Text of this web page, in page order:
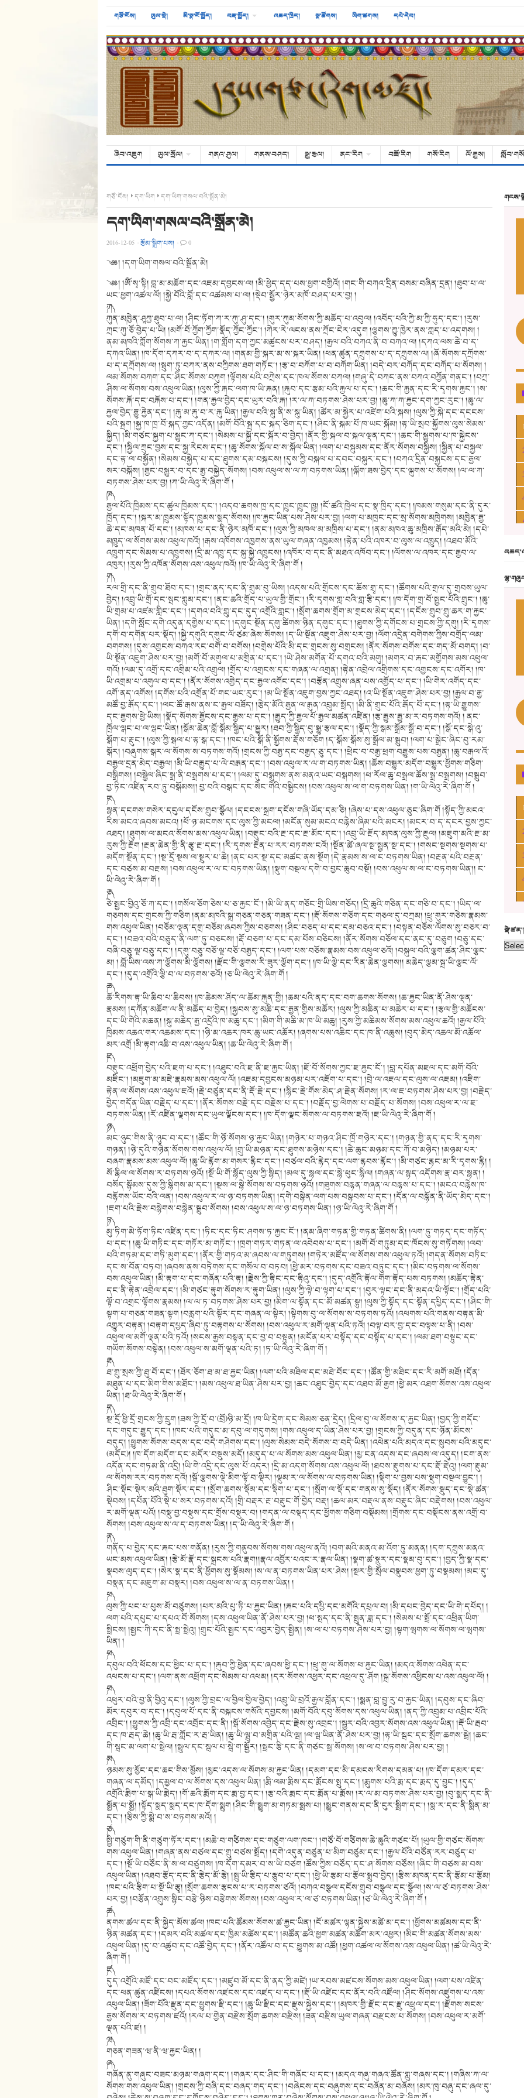
གཙོ་ངོས། ཡུལ་སྡེ། མི་སྣ་ངོ་སྤྲོད། བརྡ་སྤྲོད། འཆད་ཁྲིད། སྣ་ཚོགས། ཡིག་ཚགས། དཔེ་དེབ།
ཞིབ་འཇུག ཡུལ་སྲོལ། གནའ་ཤུལ། གནས་བཤད། སྒྱུ་རྩལ། ནང་རིག བཟོ་རིག གསོ་རིག ལོ་རྒྱུས།
གཙོ་ངོས། དག་ཡིག དག་ཡིག་གསལ་བའི་སྒྲོན་མེ།
དག་ཡིག་གསལ་བའི་སྒྲོན་མེ།
2016-12-05 ·རྩོམ་སྒྲིག་པས། · 0
༄༅། །དག་ཡིག་གསལ་བའི་སྒྲོན་མེ།
༄༅། །ཨོཾ་སྭ་སྟི། བླ་མ་མཆོག་དང་འཇམ་དབྱངས་ལ། །མི་ཕྱེད་དད་པས་ཕྱག་བགྱིའོ། །གང་གི་བཀའ་དྲིན་བསམ་བཞིན་དྲན། །ཐུབ་པ་ལ་
ཡང་ཕྱག་འཚལ་ལོ། །སྐྱེ་བོའི་བློ་དང་འཚམས་པ་ལ། །སྡེབ་སྦྱོར་ཉེར་མཁོ་བཤད་པར་བྱ། །
༼ཀ༽
ཀུན་མཁྱེན་ཤཱཀྱ་ཐུབ་པ་ལ། །ཤིང་ཏོག་ཀ་ར་ཀུ་ཤུ་དང༌། །གུར་ཀུམ་སོགས་ཀྱི་མཆོད་པ་འབུལ། །འབོད་པའི་ཀྱེ་མ་ཀྱི་ཧུད་དང༌། །རུས་
ཀྲང་ཀུ་ཅོ་བྱེད་པ་ཡི། །མགོ་བོ་ཀྱོག་ཀྱོག་སྣོད་ཀྱོང་ཀྱོང༌། །ཀེར་རེ་ལངས་ནས་ཀྲོང་ངེར་འདུག །ལྕགས་ཀྱུ་ཁྱེར་ནས་ཀླད་པ་འདགས། །
ནམ་མཁའི་ཀློག་སོགས་ཀ་རྐྱང་ཡིན། །ག་གློག་དག་ཀྱང་མཚུངས་པར་བཤད། །རྒྱལ་བའི་བཀའ་ནི་བ་བཀའ་ལ། །དཀའ་ལས་ཆེ་བ་ད་
དཀའ་ཡིན། །ཁ་དོག་དཀར་བ་ད་དཀར་ལ། །གནམ་གྱི་སྐར་མ་ས་སྐར་ཡིན། །ཕན་ཚུན་དཀྲུགས་པ་ད་དཀྲུགས་ལ། །ཞོ་སོགས་དཀྲོགས་
པ་ད་དཀྲོགས་ལ། །སྦུག་ཏུ་བཀར་ནས་བཀྱིགས་ཐག་གཏོང༌། །རྩ་བ་བཀོག་པ་བ་བཀོག་ཡིན། །བདེ་བར་བཀོད་དང་བཀོད་པ་སོགས། །
ལམ་སོགས་བཀག་དང་ཤིང་སོགས་བཀུག །ལྟོགས་པའི་བཀྲེས་དང་ཁལ་སོགས་བཀལ། །གཞུ་དེ་བཀང་ནས་བཀའ་བཀྱོན་གནང༌། །བཀྲ་
ཤིས་ལ་སོགས་བས་འཕུལ་ཡིན། །ལུས་ཀྱི་རྐང་ལག་ཁ་ཡི་རྐན། །རྐུབ་དང་རྩམ་པའི་རྐྱལ་པ་དང༌། །ཆང་གི་རྐྱན་དང་རི་དྭགས་རྐྱང༌། །ས་
སོགས་རྐོ་དང་བརྐོས་པ་དང༌། །གན་རྐྱལ་བྱེད་དང་ཡུར་བའི་རྐ། །ར་ལ་ཀ་བཏགས་ཤེས་པར་བྱ། །ཆུ་ཀ་ཀ་རྐྱང་དག་ཀྱང་རུང༌། །ཆུ་ལ་
རྐྱལ་བྱེད་རྒྱུ་རྐྱེན་དང༌། །རྐུ་མ་རྐུ་བ་ར་རྐུ་ཡིན། །རྒྱལ་བའི་སྐུ་ནི་ས་སྐུ་ཡིན། །ཚེར་མ་སྐྱེར་པ་འཛེག་པའི་སྐས། །ལུས་ཀྱི་སྐེ་དང་དངངས་
པའི་སྐྲག །སྐྱ་ཁ་ཁྲ་བོ་སྐད་ཀྱང་འདོན། །མགོ་བོའི་སྐྲ་དང་སྐད་ཅིག་དང༌། །ཤིང་ནི་སྐམ་པོ་ཁ་ཡང་སྐོམ། །རྟ་ཡི་སྲབ་སྐྱོགས་ལུས་སེམས་
སྐྱིད། །མི་གཙང་སྐྱག་པ་སྐྱུང་ཀ་དང༌། །སེམས་པ་སྐྱོ་དང་སྐོར་བ་བྱེད། །ནོར་གྱི་སྐལ་བ་སྐལ་ལྡན་དང༌། །ཆང་གི་སྐྱུགས་པ་ཁ་སྐྱེངས་
དང༌། །སྐྱིལ་ཀྲུང་བྱས་དང་སྐྱ་རེངས་དང༌། །ཆུ་སོགས་སྐོལ་བ་ས་སྐོལ་ཡིན། །ལག་པ་བསྐུམས་དང་ནོར་སོགས་བསྐྱིས། །སྐྱིན་པ་བསྐྱལ་
དང་རྟ་ལ་བསྐྱོན། །སེམས་བསྐྱེད་པ་དང་ཐུགས་དམ་བསྐངས། །དུས་ཀྱི་བསྐལ་པ་དབང་བསྐུར་དང༌། །བཀའ་དྲིན་བསྐྱངས་དང་རྒྱལ་
སར་བསྐོས། །རྒྱང་བསྐྱུར་བ་དང་རྒྱ་བསྐྱེད་སོགས། །བས་འཕུལ་ས་ལ་ཀ་བཏགས་ཡིན། །ལྐོག་ཟས་བྱེད་དང་ལྐུགས་པ་སོགས། །ལ་ལ་ཀ་
བཏགས་ཤེས་པར་བྱ། །ཀ་ཡི་ལེའུ་རེ་ཞིག་གོ །
༼ཁ༽
རྒྱལ་པོའི་ཁྲིམས་དང་ཚུལ་ཁྲིམས་དང༌། །འདབ་ཆགས་ཁྲ་དང་ཁྲུང་ཁྲུང་ཁྱུ། །ངོ་ཚའི་ཁྲེལ་དང་སྣ་ཁྲིད་དང༌། །ཁམས་གསུམ་དང་ནི་དུར་
ཁྲོད་དང༌། །སྐར་མ་ཁྲུམས་སྟོད་ཁྲུམས་སྨད་སོགས། །ཁ་རྐྱང་ཡིན་པས་ཤེས་པར་བྱ། །ལག་པ་མཁྲང་དང་སྲ་སོགས་མཁྲེགས། །མཁྱེན་རྒྱ་
ཆེ་དང་མཁན་པོ་དང༌། །མཁས་པ་དང་ནི་ཉེར་མཁོ་དང༌། །ལུས་ཀྱི་མཁལ་མ་མཁྲིས་པ་དང༌། །ནམ་མཁའ་ཆུ་མཁྲིས་རྒོད་མའི་མེ། །དཔེ་
མཁྱུད་ལ་སོགས་མས་འཕུལ་ཁའོ། །རྒས་འཁོགས་འཁྱགས་ནས་ཡུལ་གཞན་འཁྱམས། །རྟེན་པའི་འཁར་བ་ལུས་ལ་འཁྱུད། །འཐབ་མོའི་
འཁྲུག་དང་སེམས་པ་འཁྲུགས། །དྲི་མ་འཁྲུ་དང་སྐུ་སྐྱེ་འཁྲུངས། །འཁོར་བ་དང་ནི་མཐའ་འཁོབ་དང༌། །ལོགས་ལ་འཁར་དང་རྒྱབ་ལ་
འཁུར། །རུས་ཀྱི་འཁོན་སོགས་འས་འཕུལ་ཁའོ། །ཁ་ཡི་ལེའུ་རེ་ཞིག་གོ །
༼ག༽
རལ་གྲི་དང་ནི་གྲུབ་ཐོབ་དང༌། །གྲང་ནད་དང་ནི་གྲུམ་བུ་ཡིས། །འདས་པའི་གྲོངས་དང་ཆོས་གྲྭ་དང༌། །ཚོགས་པའི་གྲལ་དུ་གྲབས་ཡུལ་
བྱེད། །འབྲུ་ཡི་གྲོ་དང་སྦང་གླུམ་དང༌། །ནང་ཆའི་གྲོད་པ་ཡུལ་གྱི་གྲོང༌། །རི་དྭགས་གླ་བའི་གླ་རྩི་དང༌། །ཁ་དོག་གྲ་བོ་སྤྱང་པོའི་གྲུང༌། །ཆུ་
ཡི་གྲམ་པ་འཛམ་གླིང་དང༌། །དགའ་བའི་གླུ་དང་དུད་འགྲོའི་གླང༌། །སྲོག་ཆགས་གྲོག་མ་གྲངས་མེད་དང༌། །དངོས་གྲུབ་གྲུ་ཆར་ག་རྐྱང་
ཡིན། །དགེ་སློང་དགེ་འདུན་དགྱེས་པ་དང༌། །དགུང་སྔོན་དགུ་ཚིགས་ཉིན་དགུང་དང༌། །ཐུགས་ཀྱི་དགོངས་པ་གྲངས་ཀྱི་དགུ། །རི་དྭགས་
དགོ་བ་དགོན་པར་སྡོད། །སྐྱེ་དགུའི་དགུང་ལོ་ཙམ་ཞེས་སོགས། །ད་ཡི་སྔོན་འཇུག་ཤེས་པར་བྱ། །ལོག་འདྲེན་བགེགས་ཀྱིས་བགྲོད་ལམ་
བགགས། །དུས་འགྱངས་བཀའ་རང་བགོ་བ་བགོས། །བགྲེས་པོའི་མི་དང་གྲངས་སུ་བགྲངས། །ནོར་སོགས་བགོས་དང་གད་མོ་བགད། །བ་
ཡི་སྔོན་འཇུག་ཤེས་པར་བྱ། །མགོ་བོ་མགུལ་པ་མགྲིན་པ་དང༌། །ཡེ་ཤེས་མགོན་པོ་དགའ་བའི་མགུ། །མགར་བ་རྐང་མགྱོགས་མས་འཕུལ་
གའོ། །ལམ་དུ་འགྲོ་དང་འགྲིམ་པའི་འགྲུལ། །གྲོད་པ་འགྲངས་དང་གཞན་ལ་འགྲན། །རྟེན་འབྲེལ་འགྲིགས་དང་འགྱངས་དང་འགོར། །ཁ་
ཡི་འགྲམ་པ་འགུལ་བ་དང༌། །ནོར་སོགས་འགྱེད་དང་རྒྱལ་འགོང་དང༌། །བརྩོན་འགྲུས་ཞན་པས་འགྱོད་པ་དང༌། །ཡི་གེར་འགོད་དང་
འགོ་ནད་འགོས། །དགོས་པའི་འགྲོན་པོ་གང་ཡང་རུང༌། །མ་ཡི་སྔོན་འཇུག་བྱས་ཀྱང་འཐད། །འ་ཡི་སྔོན་འཇུག་ཤེས་པར་བྱ། །རྒྱལ་བ་རྒྱ་
མཚོ་བྱ་རྒོད་དང༌། །ལང་ཚོ་རྒས་ནས་ང་རྒྱལ་བཟོད། །རྩེད་མོའི་རྒྱན་ལ་རྒུན་འབྲུམ་སྤྲོད། །མི་ནི་གྲུང་པོའི་རྒོད་པོ་དང༌། །རྟ་ཡི་རྒྱུགས་
དང་རྒྱགས་ཕྱེ་ཡིས། །སྣོད་སོགས་རྒྱོངས་དང་རྒྱས་པ་དང༌། །རྒྱུད་ཀྱི་རྒྱལ་པོ་རྒྱལ་མཚན་འཛིན། །རྩ་རྒྱུས་རྒྱུ་མ་ར་བཏགས་གའོ། ། ནང་
ཁྲོལ་ལྒང་པ་ལ་ལྒང་ཡིན། །སྒོམ་ཆེན་བློ་སྒོམ་སྒྱིད་པ་སྐྱུར། །ཐབ་ཀྱི་སྒྱིད་བུ་སྒྱུ་རྩལ་དང༌། །སྣོད་ཀྱི་སྒམ་སྒྲོམ་སྒྲོ་བ་དང༌། །སྒོ་དང་སྒེ་འུ་
སྒོག་པ་རྡུང༌། །ལུས་ཀྱི་སྒལ་པ་རྟ་སྒ་དང༌། །ཁང་པའི་སྒོ་ནི་སྒྱོགས་རྡོས་གཅོག །ད་སྒོས་སྒོས་སུ་སྒྲོལ་མ་སྒྲུབ། །ལག་པ་སྒྲེང་ཞིང་བུ་རམ་
སྒོར། །བཞུགས་སྒར་ལ་སོགས་ས་བཏགས་གའོ། །གྲངས་ཀྱི་བརྒྱ་དང་བརྒྱད་ཅུ་དང༌། །ཕྲེང་བ་བརྒྱ་ཕྲག་བརྒྱུས་པས་བརྒྱན། །ཆུ་བརྒལ་འོ་
བརྒྱལ་དྲན་མེད་བརྒྱལ། །མི་ཡི་བརྒྱུད་པ་ལེ་བརྒན་དང༌། །བས་འཕུལ་ར་ལ་ག་བཏགས་ཡིན། །ཆོས་བསྒྱུར་མདོག་བསྒྱུར་ཕྱོགས་གཅིག་
བསྒྲིགས། །བསྒྱེལ་ཞིང་སྒྲ་ནི་བསྒྲགས་པ་དང༌། །ལམ་དུ་བསྒུགས་ནས་མནའ་ཡང་བསྒགས། །ཕ་རོལ་ཆུ་བསྒྲལ་ཆོས་སྒྲ་བསྒྲགས། །བསྒྲུབ་
བྱ་ཏིང་འཛིན་རབ་ཏུ་བསྒོམས།། བྱ་བའི་བསྒང་དང་སེང་གེའི་བསྒྱིངས། །བས་འཕུལ་ས་ལ་ག་བཏགས་ཡིན། །ག་ཡི་ལེའུ་རེ་ཞིག་གོ །
༼ང༽
སྙན་དངགས་གསེར་དངུལ་དངོས་གྲུབ་སྩོལ། །དངངས་སྐྲག་དངོས་གཞི་ཡོད་དམ་ཅི། །ཞེས་པ་དས་འཕུལ་ཅུང་ཞིག་གོ །སྟོད་ཀྱི་མངའ་
རིས་མངའ་ཞབས་མངའ། །ཕོ་ཉ་མངགས་དང་ལུས་ཀྱི་མངལ། །མངོན་སུམ་མངའ་བརྙེས་ཞིམ་པའི་མངར། །མངར་བ་ད་དངར་བྱས་ཀྱང་
འཐད། །ཐུགས་ལ་མངའ་སོགས་མས་འཕུལ་ཡིན། །བརྡུང་བའི་རྔ་དང་རྔ་མོང་དང༌། །འབྲུ་ཡི་རྔོད་མཁན་ལུས་ཀྱི་རྔུལ། །མཇུག་མའི་རྔ་མ་
རུས་ཀྱི་རྔོག །རྔན་ཆེན་གྱི་ནི་རྩྭ་རྔ་དང༌། །རི་དྭགས་རྔོན་པ་རར་བཏགས་ངའོ། །སྔོན་ཚེ་ཞལ་སྔ་སྤྱན་སྔ་དང༌། །གསང་སྔགས་སྔགས་པ་
མདོག་སྔོན་དང༌། །སྔ་དྲོ་སྔས་ལ་སྔུར་པ་ཆེ། །ནང་པར་སྔ་དང་མཚང་ནས་སྔོག །དེ་རྣམས་ས་ལ་ང་བཏགས་ཡིན། །བརྔན་པའི་བརྔན་
དང་བཙས་མ་བརྔས། །བས་འཕུལ་ར་ལ་ང་བཏགས་ཡིན། །སྡུག་བསྔལ་དགེ་བ་བྱང་ཆུབ་བསྔོ། །བས་འཕུལ་ས་ལ་ང་བཏགས་ཡིན།། ང་
ཡི་ལེའུ་རེ་ཞིག་གོ །
༼ཅ༽
ཅེ་སྤྱང་བྱིའུ་ཅོ་ཀ་དང༌། །གསོལ་ཅོག་ཅེས་པ་ཅ་རྐྱང་ངོ༌། །མི་ཡི་ནད་གཅོང་གྲི་ཡིས་གཅོད། །དྲི་ཆུའི་གཅིན་དང་གཅི་བ་དང༌། །ཡིད་ལ་
གཅགས་དང་གྲངས་ཀྱི་གཅིག །ནམ་མཁའི་སྒྲ་གཅན་གཅན་གཟན་དང༌། །རྡོ་སོགས་གཅོག་དང་གཅལ་དུ་བཀྲམ། །ཕྲུ་གུར་གཅེས་རྣམས་
གས་འཕུལ་ཡིན། །བཅོམ་ལྡན་དགྲ་བཅོམ་ཞབས་ཀྱིས་བཅགས། །ཤིང་བཅད་པ་དང་དམ་བཅའ་དང༌། །བསྟན་བཅོས་ལོགས་སུ་བཅར་བ་
དང༌། །བཟའ་བའི་བཅུད་ནི་ལག་ཏུ་བཅངས། །རྡོ་བཅག་པ་དང་དམ་པོས་བཅིངས། །ནོར་སོགས་བཅོལ་དང་ནང་དུ་བཅུག །བཅུ་དང་
བཞི་བཅུ་ལྔ་བཅུ་དང༌། །དགུ་བཅུ་བཅོ་ལྔ་བཅོ་བརྒྱད་དང༌། །ལག་པས་བཅོས་རྣམས་བས་འཕུལ་ཅའོ། །བསྐུལ་བའི་ལྕག་ཚན་ཤིང་ལྕང་
མ། ། བློ་ཡིས་ལས་ཀ་ལྕོགས་མི་ལྕོགས། །རྫོང་གི་ལྕགས་རི་ཟུར་ལྕོག་དང༌། །ཁ་ཡི་ལྕེ་དང་རིན་ཆེན་ལྕགས།། མཆེད་ལྕམ་སྐྲ་ཡི་ལྕང་ལོ་
དང༌། །དུད་འགྲོའི་ལྕི་བ་ལ་བཏགས་ཅའོ། །ཅ་ཡི་ལེའུ་རེ་ཞིག་གོ །
༼ཆ༽
ཆོ་རིགས་རྟ་ཡི་ཆིབ་པ་ཆིབས། །ཁ་ཆེམས་ཤོད་ལ་ཆོམ་རྐུན་གྱི། །ཆམ་པའི་ནད་དང་བག་ཆགས་སོགས། །ཆ་རྐྱང་ཡིན་ནོ་ཤེས་ལྡན་
རྣམས། །དཀོན་མཆོག་ལ་ནི་མཆོད་པ་བྱེད། །སྐྱབས་སུ་མཆི་དང་རྒྱན་གྱིས་མཆོར། །ལུས་ཀྱི་མཆིན་པ་མཆེར་པ་དང༌། །རྩལ་གྱི་མཆོངས་
དང་ཡི་གེའི་མཆན། །སྐུ་མཆེད་རྒྱ་འདྲེའི་ཁ་མཆུ་དང༌། །མིག་གི་མཆི་མ་ཁ་ཡི་མཆུ། །རུས་ཀྱི་མཆིམས་སོགས་མས་འཕུལ་ཆའོ། །རྒྱལ་པོའི་
ཁྲིམས་འཆའ་གར་འཆམས་དང༌། །ཉི་མ་འཆར་ཁར་ཆུ་ཡང་འཆོར། །ཞགས་པས་འཆིང་དང་ཁ་ནི་འཆུས། །བུད་མེད་འཆལ་མོ་འཆོལ་
མར་འགྲོ །མི་རྟག་འཆི་བ་འས་འཕུལ་ཡིན། །ཆ་ཡི་ལེའུ་རེ་ཞིག་གོ །
༼ཇ༽
བརྡུང་འཕྲོག་བྱེད་པའི་ཇག་པ་དང༌། །འཐུང་བའི་ཇ་ནི་ཇ་རྐྱང་ཡིན། །ཇོ་བོ་སོགས་ཀྱང་ཇ་རྐྱང་ངོ༌། །བླ་དཔོན་མཇལ་དང་མགོ་བོའི་
མཇིང༌། །མཇུག་མ་མཇེ་རྣམས་མས་འཕུལ་ལོ། །འཇམ་དབྱངས་མཉམ་པར་འཇོག་པ་དང༌། །བྲེ་ལ་འཇལ་དང་ལུས་ལ་འཇམ། །འཇིག་
རྟེན་ལ་སོགས་འས་འཕུལ་ཇའོ། །རྗེ་བཙུན་དང་ནི་རྡོ་རྗེ་དང༌། །སྙིང་རྗེ་གོས་མེད་ཤ་རྗེན་སོགས། །ར་ལ་ཇ་བཏགས་ཤེས་པར་བྱ། །བརྗེད་
བྱེད་གདོན་ཡིན་བརྗེད་པ་དང༌། །ནོར་སོགས་བརྗེ་དང་བརྗེས་པ་དང༌། །བརྗོད་བྱ་ལེགས་པ་བརྗོད་པ་སོགས། །བས་འཕུལ་ར་ལ་ཇ་
བཏགས་ཡིན། །རོ་འཛིན་ལྗགས་དང་ཡུལ་ལྗོངས་དང༌། །ཁ་དོག་ལྗང་སོགས་ལ་བཏགས་ཇའོ། །ཇ་ཡི་ལེའུ་རེ་ཞིག་གོ །
༼ཉ༽
མང་ཉུང་གིས་ནི་ཉུང་བ་དང༌། །ཚོང་གི་ཉོ་སོགས་ཉ་རྐྱང་ཡིན། །གཉེར་པ་གཉའ་ཤིང་ཁྲོ་གཉེར་དང༌། །གཉན་གྱི་ནད་དང་རི་དྭགས་
གཉན། །ཉེ་དུའི་གཉེན་སོགས་གས་འཕུལ་ལོ། །གྲུ་ཡི་མཉན་དང་ཐུགས་མཉེས་དང༌། །ཆེ་ཆུང་མཉམ་དང་ཀོ་བ་མཉེད། །མཉམ་པར་
བཞག་རྣམས་མས་འཕུལ་ལོ། །ཆུ་ཡི་རྙོག་མ་གསར་རྙིང་དང༌། །བཙལ་བའི་རྙེད་དང་ལག་རྙབས་རྙོང༌། །མི་གཙང་རྙང་མ་རི་དྭགས་རྙི། །
སོ་རྙིལ་ལ་སོགས་ར་བཏགས་ཉའོ། །སྔོ་ཡི་གོ་སྙོད་ལུས་ཀྱི་སྙིད། །མལ་དུ་སྙལ་དང་སྙེ་ཕུང་སྙིལ། །གཞན་ལ་སྙད་འདོགས་རྣ་བར་སྙན། །
བསོད་སྙོམས་དུས་ཀྱི་སྙིགས་མ་དང༌། །སྔས་ལ་སྙེ་སོགས་ས་བཏགས་ཉའོ། །གཟུགས་བརྙན་གཞན་ལ་བརྙས་པ་དང༌། །མངའ་བརྙེས་ཁ་
བརྙོགས་ཡོང་བའི་ལན། །བས་འཕུལ་ར་ལ་ཉ་བཏགས་ཡིན། །དགེ་བསྙེན་ལག་པས་བསྙབས་པ་དང༌། །དོན་ལ་བསྙོན་ནི་ཡོད་མེད་དང༌།
།ཇག་པའི་རྗེས་བསྙེགས་བསྙེན་སྒྲུབ་སོགས། །བས་འཕུལ་ས་ལ་ཉ་བཏགས་ཡིན། །ཉ་ཡི་ལེའུ་རེ་ཞིག་གོ །
༼ཏ༽
མུ་ཏིག་མེ་ཏོག་ཏིང་འཛིན་དང༌། །ཏིང་དང་ཏིང་ཤགས་ཏ་རྐྱང་ངོ༌། །ནམ་ཞིག་གཏན་གྱི་གཏན་ཚིགས་ནི། །ལག་ཏུ་གཏད་དང་གཏོད་
པ་དང༌། །ཆུ་ཡི་གཏིང་དང་གཏོར་མ་གཏོང༌། །ཁྲག་གཏར་གཏན་ལ་འབེབས་པ་དང༌། །མགོ་བོ་གཏུམ་དང་ཁོངས་སུ་གཏོགས། །ལབ་
པའི་གཏམ་དང་གཏི་མུག་དང༌། །ནོར་གྱི་གཏའ་མ་ཞབས་ལ་གཏུགས། །གཏེར་མཛོད་ལ་སོགས་གས་འཕུལ་ཏའོ། །གདན་སོགས་བཏིང་
དང་ས་བོན་བཏབ། །ཞབས་ནས་བཏེགས་དང་གསོལ་བ་བཏབ། །ཕྱེ་མར་བཏགས་དང་བཟའ་བཏུང་དང༌། །མིང་བཏགས་ལ་སོགས་
བས་འཕུལ་ཡིན། །མི་རྟག་པ་དང་གཞོན་པའི་རྟ། །རྗེས་ཀྱི་རྟིང་དང་རྟིའུ་དང༌། །དུད་འགྲོའི་རྟོལ་གོག་རྟོད་པས་བཏགས། །མཆོད་རྟེན་
དང་ནི་རྟེན་འབྲེལ་དང༌། །མི་གཙང་རྟུག་སོགས་ར་རྟུག་ཡིན། །ལུས་ཀྱི་ལྟེ་བ་ལྟག་པ་དང༌། །བུར་ལྟང་དང་ནི་མདའ་ཡི་ལྟོང༌། །གྲོད་པའི་
ལྟོ་བ་འགྲང་ལྟོགས་རྣམས། །ལ་ལ་ཏ་བཏགས་ཤེས་པར་བྱ། །མིག་ལ་སྟོན་དང་མོ་མཚན་སྟུ། །ལུས་ཀྱི་སྟོད་དང་སྟོན་དཔྱིད་དང༌། །ཤིང་གི་
སྟག་པ་གཅན་གཟན་སྟག །བརླག་པའི་སྟོར་དང་གཞན་ལ་སྟེར། །སྟེགས་བུ་ལ་སོགས་ས་བཏགས་ཏའོ། །འཕགས་པའི་གནས་བརྟན་མི་
འགྱུར་བརྟན། །བརྟག་དཔྱད་ཞིབ་ཏུ་བརྟགས་པ་སོགས། །བས་འཕུལ་ར་མགོ་ལྡན་པའི་ཏའོ། །བལྟ་བར་བྱ་དང་བལྟས་པ་ནི། །བས་
འཕུལ་ལ་མགོ་ལྡན་པའི་ཏའོ། །སངས་རྒྱས་བསྟན་དང་བྱ་བ་བསྟུན། །མངོན་པར་བསྟོད་དང་བསྟོད་པ་དང༌། །ལམ་ཐག་བསྟུང་དང་
གཡོག་སོགས་བསྟེན། །བས་འཕུལ་ས་མགོ་ལྡན་པའི་ཏ། །ཏ་ཡི་ལེའུ་རེ་ཞིག་གོ །
༼ཐ༽
ཐ་གྲུ་སྲས་ཀྱི་ཐུ་བོ་དང༌། །ཐོར་ཅོག་ཐ་མ་ཐ་རྐྱང་ཡིན། །ལག་པའི་མཐིལ་དང་མཐེ་བོང་དང༌། །ཚོན་གྱི་མཐིང་དང་རི་མགོ་མཐོ། །དོན་
མཐུན་པ་དང་མིག་གིས་མཐོང༌། །མས་འཕུལ་ཐ་ཡིན་ཤེས་པར་བྱ། །ཆང་འཐུང་བྱེད་དང་འཐབ་མོ་རྒྱག །ཕྱེ་མར་འཐག་སོགས་འས་འཕུལ་
ཡིན། །ཐ་ཡི་ལེའུ་རེ་ཞིག་གོ །
༼ད༽
སྔ་དྲོ་ཕྱི་དྲོ་གྲངས་ཀྱི་དྲུག །ཟས་ཀྱི་དྲོ་བ་(བྲོ)ཉི་མ་དྲོ། །ཁ་ཡི་དྲེག་དང་སེམས་ཅན་དྲེད། །དྲིལ་བུ་ལ་སོགས་ད་རྐྱང་ཡིན། །བྱད་ཀྱི་གདོང་
དང་གདུང་རྒྱུད་དང༌། །ཁང་པའི་གདུང་མ་དབུ་ལ་གདུགས། །གས་འཕུལ་ད་ཡིན་ཤེས་པར་བྱ། །གྲངས་ཀྱི་བདུན་དང་ཉོན་མོངས་
བདུད། །ཕྱུགས་སོགས་བདས་དང་བདེ་གཤེགས་དང༌། །ལུས་སེམས་བདེ་སོགས་བ་བདེ་ཡིན། །འཕེན་པའི་མདའ་དང་སྲུབས་པའི་མདུང་
(མདོང)། །ཁ་དོག་མདོག་དང་མདོར་བསྡུས་མདོ། །མདུད་པ་ལ་སོགས་མས་འཕུལ་ཡིན། །མྱ་ངན་འདས་དང་ཞབས་ལ་འདུད། །ངག་ནས་
འདོན་དང་གཏམ་ནི་འདྲི། །ཡི་གེ་འདྲི་དང་ལུས་པོ་འདར། །དྲི་མ་འདག་སོགས་འས་འཕུལ་ལོ། །ཐབས་རྡུགས་པ་དང་རྡོ་རྡེའུ། །ལག་རྡུམ་
ལ་སོགས་རར་བཏགས་དའོ། །སྒོ་ལྕགས་ལྡེ་མིག་ལྟོ་བ་ལྡིར། །ལྡུམ་ར་ལ་སོགས་ལ་བཏགས་ཡིན། །སྡིག་པ་བྱས་པས་སྡུག་བསྔལ་བྱུང༌། །
ཤིང་སྡོང་སྡེར་མའི་ཐུག་སྡོར་དང༌། །སྲོག་ཆགས་སྡོམ་དང་སྡིག་པ་དང༌། །སྲོག་ལ་སྡོ་དང་གནས་སུ་སྡོད། །ནོར་སོགས་སྡུད་དང་སྡེ་ཚན་
སྡེབས། །དཔོན་པོའི་སྡེ་པ་སར་བཏགས་དའོ། །གྲི་བརྡར་རྔ་བརྡུང་གོ་བྱེད་བརྡ། །ཆལ་མར་བརྡལ་ནས་བརྡུང་ཞིང་བརྡེགས། །བས་འཕུལ་
ར་མགོ་ལྡན་པའོ། །བསྡུ་བྱ་བསྡུས་དང་གྲོས་བསྡུར་བ། །གདན་ལ་བསྡད་དང་ཕྱོགས་གཅིག་བསྡོམས། །གྲོགས་དང་བསྡོངས་ནས་འགྲོ་བ་
སོགས། །བས་འཕུལ་ས་ལ་ད་བཏགས་ཡིན། །ད་ཡི་ལེའུ་རེ་ཞིག་གོ །
༼ན༽
གནོད་པ་བྱེད་དང་རྐང་པས་གནོན། །རུས་ཀྱི་གནུབས་སོགས་གས་འཕུལ་ནའོ། །བག་མའི་མནའ་མ་འོག་ཏུ་མནན། །དག་དཀྲུས་མནའ་
ཡང་མས་འཕུལ་ཡིན། །རྩེ་མོ་རྣོ་དང་སྐྲངས་པའི་རྣག།།རྣལ་འབྱོར་པའང་ར་རྣལ་ཡིན། །སྣག་ཚ་སྣུར་དང་སྣམ་བུ་དང༌། །བྱད་ཀྱི་སྣ་དང་
སྣབས་ལུད་དང༌། །སེར་སྣ་དང་ནི་ཕྱོགས་སུ་སྣོམས། །ས་ལ་ན་བཏགས་ཡིན་པར་ཤེས། །སྔར་གྱི་སྲོལ་བསྣུབས་ཕྱག་ཏུ་བསྣམས། །མང་དུ་
བསྣན་དང་མཇུག་མ་བསྣར། །བས་འཕུལ་ས་ལ་ན་བཏགས་ཡིན། །
༼པ༽
ལུས་ཀྱི་པང་པ་པུས་མོ་བཙུགས། །པར་མའི་པུ་ཏི་པ་རྐྱང་ཡིན། །རྐང་པའི་དཔྱི་དང་མགོའི་དཔྲལ་བ། །མི་དཔང་བྱེད་དང་ཡི་གེ་དཔོད། །
ལག་པའི་དཔུང་པ་དཔའ་བོ་སོགས། །དས་འཕུལ་ཡིན་ནོ་ཤེས་པར་བྱ། །ཕ་སྤད་དང་ནི་སྤུན་ཟླ་དང༌། །སེམས་པ་སྤྲོ་དང་འཕྲིན་ཡིག་
སྤྲིངས། །སྤྱང་ཀི་དང་ནི་སྤྲ་སྤྲེའུ། །གྲུང་པོའི་སྤྱང་དང་འབྱར་བྱེད་སྤྱིན། །ས་ལ་པ་བཏགས་ཤེས་པར་བྱ། །སྟག་ལྤགས་ལ་སོགས་ལ་ལྤགས་
ཡིན། །
༼ཕ༽
དབུལ་བའི་ཕོངས་དང་ཕྱིང་པ་དང༌། །རྐུབ་ཀྱི་ཕྱེན་དང་ཞབས་ཕྱི་དང༌། །ཕྲུ་གུ་ལ་སོགས་ཕ་རྐྱང་ཡིན། །མདའ་སོགས་འཕེན་དང་
འཕངས་པ་དང༌། །ལག་ནས་འཕྲོག་དང་སེམས་པ་འཕམ། །དར་སོགས་འཕྱར་དང་འཕྲལ་དུ་ཤོག །སྐྲ་སོགས་འཕྱིངས་པ་འས་འཕུལ་ལོ། །
༼བ༽
འཕུར་བའི་བྱ་ནི་བྱིའུ་དང༌། །ལུས་ཀྱི་བྲང་ལ་བྱིལ་བྱིལ་བྱེད། །འབྲུ་ཡི་བྲའོ་རྒྱལ་བློན་དང༌། །སྨན་བླ་བྱུ་རུ་བ་རྐྱང་ཡིན། །དབུས་དང་ཞིབ་
མོར་དབུར་བ་དང༌། །དབུལ་པོ་དང་ནི་བསྐངས་གསོའི་དབྱངས། །མགོ་བོའི་དབུ་སོགས་དས་འཕུལ་ཡིན། །ནད་ཀྱི་འབྲུམ་པ་འབྲིང་པོའི་
འབྲིང༌། །ཕྱུགས་ཀྱི་འབྲི་དང་འབྲོང་དང་ནི། །སྒོ་སོགས་འབྱེད་དང་རྗེས་སུ་འབྲང༌། །སྦྱར་བའི་འབྱར་སོགས་འས་འཕུལ་ཡིན། །རྡོ་ཡི་རྦབ་
དང་ཁ་རྦད་ཆེ། །ཆུ་ཡི་རྦ་ཀློང་ར་རྦ་ཡིན། །ཆུ་ཡི་ལྦུ་བ་མགྲིན་པའི་ལྦ། །ལ་ལྦ་ཡིན་ནོ་ཤེས་པར་བྱ། །རྟ་ཡི་སྦང་དང་སྲོག་ཆགས་སྦྲེ། །ཆང་
གི་སྦང་མ་ལག་པ་སྦྲེལ། །སྦྲུལ་དང་སྦལ་པ་སྦེ་ག་སྦྱོར། །སྦྲང་རྩི་དང་ནི་གཙང་སྦྲ་སོགས། །ས་ལ་བ་བཏགས་ཤེས་པར་བྱ། །
༼མ༽
ཉམས་སུ་མྱོང་དང་ཆང་གིས་མྱོས། །མྱང་འདས་ལ་སོགས་མ་རྐྱང་ཡིན། །དམག་དང་མི་དམངས་རིགས་དམན་པ། །ཁ་དོག་དམར་དང་
གཞན་ལ་དམོད། །དམྱལ་བ་ལ་སོགས་དས་འཕུལ་ཡིན། །རྨི་ལམ་རྨིས་དང་རྨོངས་སྤུ་དང༌། །རྨུགས་པའི་རྨ་དང་རྨད་དུ་བྱུང༌། །དུད་
འགྲོའི་རྨིག་པ་སྒ་ཡི་རྨེད། །གོ་ཆའི་རྨོག་དང་རྨ་བྱ་དང༌། །རྩ་བའི་རྨང་དང་རྨོན་པ་རྨོས། །ར་ལ་མ་བཏགས་ཤེས་པར་བྱ། །བུ་སྨད་དང་ནི་
སྨྱོན་པ་སྨྱོ། །སྟོད་སྨད་སྨད་དང་ཁ་དོག་སྨུག །ཤིང་གི་སྨྱུག་མ་གཏམ་སྨྲས་པ། །སྨྱུང་གནས་དང་ནི་ངུར་སྨྲིག་དང༌། །སྨ་ར་དང་ནི་སྨིན་མ་
དང༌། །རྩིས་ཀྱི་སྨེ་བ་ས་བཏགས་མའོ། །
༼ཙ༽
སྤྱི་གཙུག་གི་ནི་གཙུག་ཏོར་དང༌། །མཆེ་བ་གཙིགས་དང་གཙུག་ལག་ཁང༌། །གཙོ་བོ་གཙིགས་ཆེ་ཆུའི་གཙང་པོ། །ཡུལ་གྱི་གཙང་སོགས་
གས་འཕུལ་ཡིན། །གཞན་ནས་བཙལ་དང་གྲུ་བཙས་སྤྲོད། །དགེ་འདུན་བཙུན་པ་མིག་བཙུམ་དང༌། །རྒྱལ་པོའི་བཙོན་རར་བཙུད་པ་
དང༌། །སྔོ་ཡི་བཙོང་ནི་ས་ལ་བཙུགས། །ཁ་དོག་དམར་བ་ས་ཡི་བཙག །ཚོས་ཀྱིས་བཙོད་དང་ཤ་སོགས་བཙོས། །ཞིང་གི་བཙས་མ་བས་
འཕུལ་ཡིན། །འཐབ་རྩོད་དང་ནི་རྩེད་མོ་རྩེ། །སྤུ་ཡི་རྩིད་པ་རྩུབ་པ་དང༌། །ཕྱེ་ཡི་རྩམ་པ་རྩོལ་སྒྲུབ་བྱེད། །རྩིས་མཁན་དང་ནི་རྩོམ་པ་རྩོམ།
།ཁང་པའི་རྩིག་པ་སྔོ་ཡི་རྩྭ། །སྲོག་ཆགས་རྩངས་པ་ར་བཏགས་ཙའོ། །བཀའ་བསྩལ་དངོས་གྲུབ་བསྩལ་དང་སྩོལ། །ས་ལ་ཙ་བཏགས་ཤེས་
པར་བྱ། །བརྩོན་འགྲུས་སྙིང་བརྩེ་ཉིས་བརྩེགས་སོགས། །བས་འཕུལ་ར་ལ་ཙ་བཏགས་ཡིན། །ཙ་ཡི་ལེའུ་རེ་ཞིག་གོ །
༼ཚ༽
ནགས་ཚལ་དང་ནི་སྐྱེད་མོས་ཚལ། །ཁང་པའི་ཚོམས་སོགས་ཚ་རྐྱང་ཡིན། །ངོ་མཚར་ལྷན་སྐྱེས་མཚེ་མ་དང༌། །ཕྱོགས་མཚམས་དང་ནི་
ཉིན་མཚན་དང༌། །དམར་བའི་མཚལ་དང་ཁྱིམ་མཚེས་དང༌། །མཚོན་ཆའི་ཕྱག་མཚན་མཚོག་མར་འཕྱར། །མིང་གི་མཚན་སོགས་མས་
འཕུལ་ཡིན། །དུ་བ་འཚུབ་དང་འཚོ་བྱེད་དང༌། །ནོར་འཚོལ་བ་དང་ཕྱུགས་མ་འཚོ། །ཕྱག་འཚལ་ལ་སོགས་འས་འཕུལ་ཡིན། །ཚ་ཡི་ལེའུ་རེ་
ཞིག་གོ །
༼ཛ༽
དུད་འགྲོའི་མཛོ་དང་བང་མཛོད་དང༌། །མཛུབ་མོ་དང་ནི་ནད་ཀྱི་མཛེ། །ཡ་རབས་མཛངས་སོགས་མས་འཕུལ་ཡིན། །ལག་པས་འཛིན་
དང་ཕན་ཚུན་འཛིངས། །དཔའ་སོགས་འཛངས་དང་འཛད་པ་དང༌། །རྡོ་ཡི་འཛེང་དང་ནོར་བའི་འཛོལ། །ཤིང་སོགས་འཛུགས་པ་འས་
འཕུལ་ཡིན། །ཟོག་པོའི་རྫུན་དང་ཕྱུགས་རྫི་དང༌། །ཆུ་ཡི་རྫིང་དང་རྫུས་སྐྱེས་དང༌། །མཁར་གྱི་རྫོང་དང་རྫུ་འཕྲུལ་དང༌། །རྫོགས་སངས་
རྒྱས་སོགས་ར་བཏགས་ཛའོ། །རལ་པ་གྱེན་བརྫེས་སྲོག་ཆགས་བརྫིས། །ཟན་བརྫིས་ཡུལ་གཞན་བརྫངས་པ་སོགས། །བས་འཕུལ་ར་མགོ་
ལྡན་པའི་ཛ། །
༼ཝ༽
གཅན་གཟན་ཝ་ནི་ཝ་རྐྱང་ཡིན། །
༼ཞ༽
གཞོན་ནུ་གཞུང་བཟང་མཉམ་གཞག་དང༌། །གཞར་དང་ཤིང་གི་གཞོང་པ་དང༌། །མདའ་གཞུ་གཞའ་ཚོན་གླུ་གཞས་དང༌། །གཞིས་ཀ་ལ་
སོགས་གས་འཕུལ་ཡིན། །གྲངས་ཀྱི་བཞི་དང་བཞད་གད་དང༌། །བཞེངས་དང་བཞུགས་དང་བཞོན་མ་བཞོས། །མར་ཁུ་བཞུ་དང་ཞལ་དུ་